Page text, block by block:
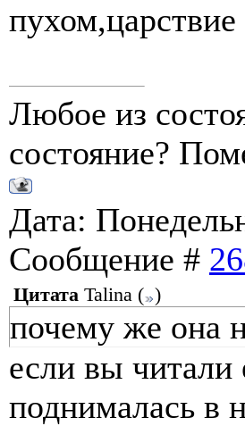
Любое из
состояние?
Дата:
Сообщение #
Цитата Talina ( )
почему же она
если вы читали
поднималась в